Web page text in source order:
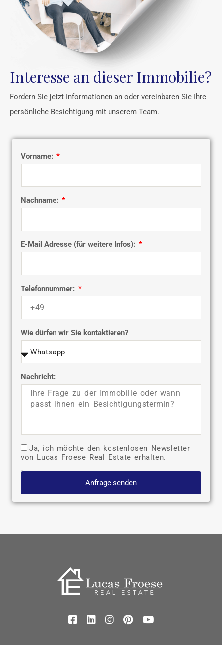
Interesse an dieser Immobilie?
Fordern Sie jetzt Informationen an oder vereinbaren Sie Ihre
persönliche Besichtigung mit unserem Team.
Vorname:
Nachname:
E-Mail Adresse (für weitere Infos):
Telefonnummer:
Wie dürfen wir Sie kontaktieren?
Nachricht:
Ja, ich möchte den kostenlosen Newsletter
von Lucas Froese Real Estate erhalten.
Anfrage senden